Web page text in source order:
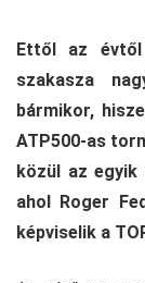
Ettől az évtől
szakasza
bármikor,
ATP500-as
közül az egyik
ahol Roger
képviselik a